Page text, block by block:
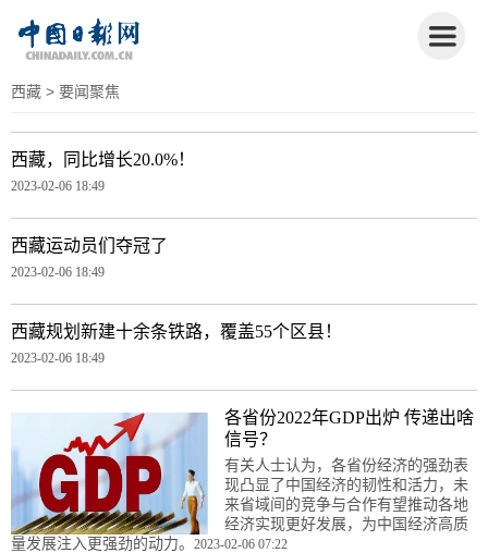
西藏 > 要闻聚焦
西藏，同比增长20.0%！
2023-02-06 18:49
西藏运动员们夺冠了
2023-02-06 18:49
西藏规划新建十余条铁路，覆盖55个区县！
2023-02-06 18:49
各省份2022年GDP出炉 传递出啥
信号？
有关人士认为，各省份经济的强劲表
现凸显了中国经济的韧性和活力，未
来省域间的竞争与合作有望推动各地
经济实现更好发展，为中国经济高质
量发展注入更强劲的动力。 2023-02-06 07:22